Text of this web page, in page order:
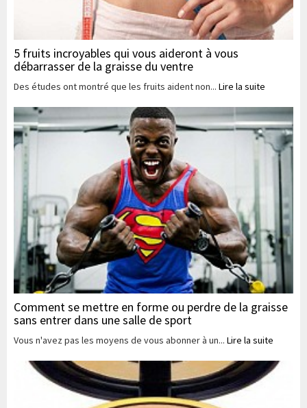
5 fruits incroyables qui vous aideront à vous
débarrasser de la graisse du ventre
Des études ont montré que les fruits aident non... Lire la suite
Comment se mettre en forme ou perdre de la graisse
sans entrer dans une salle de sport
Vous n'avez pas les moyens de vous abonner à un... Lire la suite